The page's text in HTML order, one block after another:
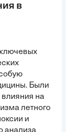
в
Были
на
летного
и